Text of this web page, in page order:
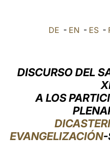
DE - EN - ES -
DISCURSO DEL
A LOS
EVANGELIZACIÓN-